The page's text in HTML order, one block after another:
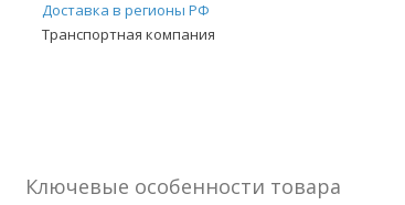
Доставка в регионы РФ
Транспортная компания
Ключевые особенности товара